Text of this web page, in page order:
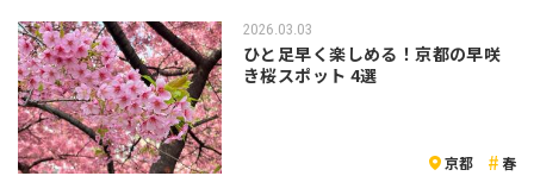
2026.03.03
ひと足早く楽しめる！京都の早咲
き桜スポット 4選
京都 春